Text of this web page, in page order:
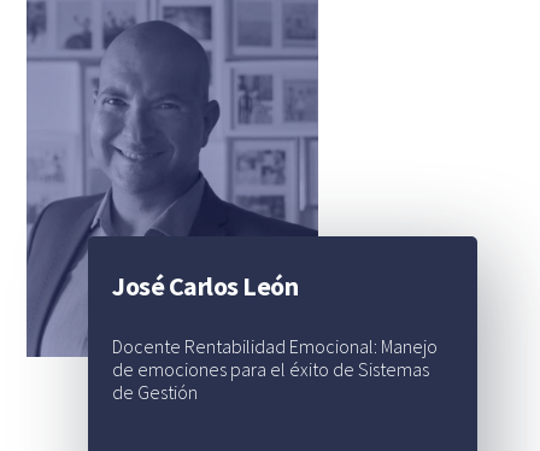
José Carlos León
Docente Rentabilidad Emocional: Manejo
de emociones para el éxito de Sistemas
de Gestión